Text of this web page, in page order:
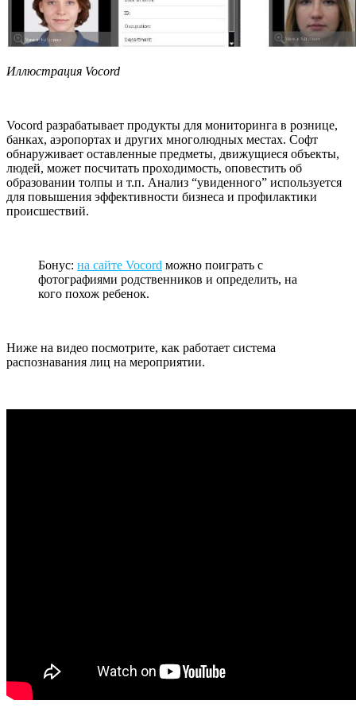
Иллюстрация Vocord
Vocord разрабатывает продукты для мониторинга в рознице,
банках, аэропортах и других многолюдных местах. Софт
обнаруживает оставленные предметы, движущиеся объекты,
людей, может посчитать проходимость, оповестить об
образовании толпы и т.п. Анализ “увиденного” используется
для повышения эффективности бизнеса и профилактики
происшествий.
Бонус: на сайте Vocord можно поиграть с
фотографиями родственников и определить, на
кого похож ребенок.
Ниже на видео посмотрите, как работает система
распознавания лиц на мероприятии.